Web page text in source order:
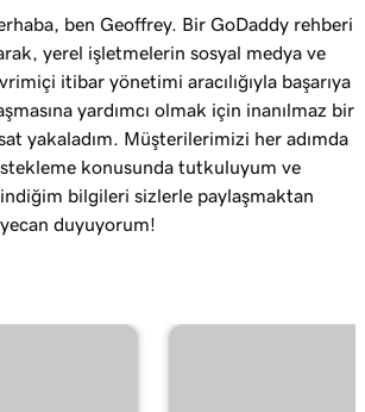
ben Geoffrey. Bir GoDaddy rehberi
yerel işletmelerin sosyal medya ve
itibar yönetimi aracılığıyla başarıya
yardımcı olmak için inanılmaz bir
yakaladım. Müşterilerimizi her adımda
konusunda tutkuluyum ve
bilgileri sizlerle paylaşmaktan
duyuyorum!